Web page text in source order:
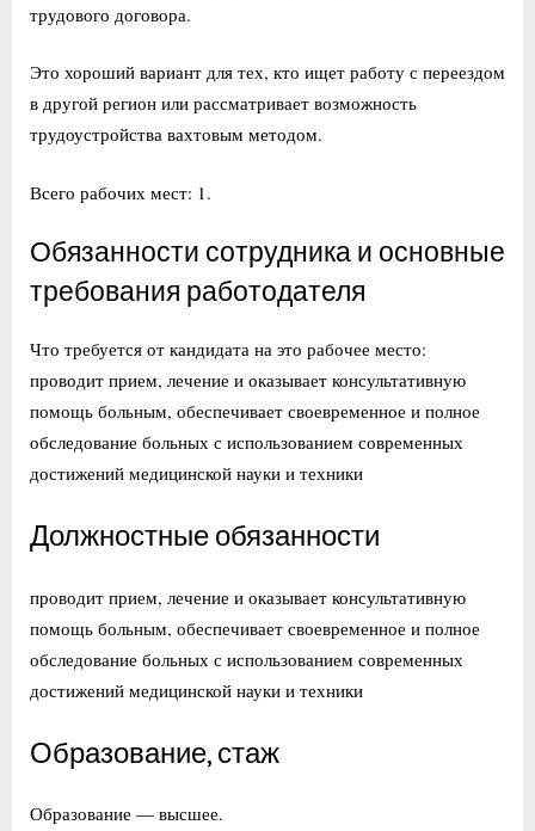
трудового договора.
Это хороший вариант для тех, кто ищет работу с переездом
в другой регион или рассматривает возможность
трудоустройства вахтовым методом.
Всего рабочих мест: 1.
Обязанности сотрудника и основные
требования работодателя
Что требуется от кандидата на это рабочее место:
проводит прием, лечение и оказывает консультативную
помощь больным, обеспечивает своевременное и полное
обследование больных с использованием современных
достижений медицинской науки и техники
Должностные обязанности
проводит прием, лечение и оказывает консультативную
помощь больным, обеспечивает своевременное и полное
обследование больных с использованием современных
достижений медицинской науки и техники
Образование, стаж
Образование — высшее.